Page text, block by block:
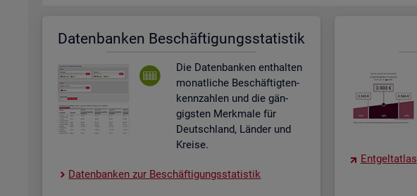
Da­ten­ban­ken Be­schäf­ti­gungs­sta­tis­tik
Die Da­ten­ban­ken ent­hal­ten
mo­nat­li­che Be­schäf­tig­ten­
kenn­zah­len und die gän­
gigs­ten Merk­ma­le für
Deutsch­land, Län­der und
Krei­se.
Da­ten­ban­ken zur Be­schäf­ti­gungs­sta­tis­tik
Ent­gel­t­at­las